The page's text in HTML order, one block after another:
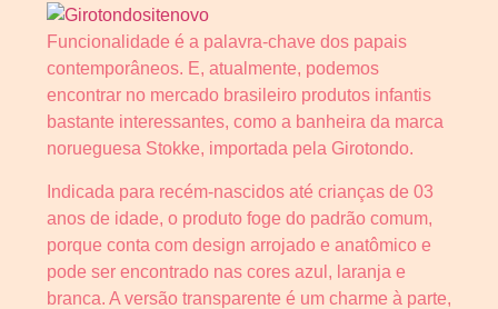
Funcionalidade é a palavra-chave dos papais
contemporâneos. E, atualmente, podemos
encontrar no mercado brasileiro produtos infantis
bastante interessantes, como a banheira da marca
norueguesa Stokke, importada pela Girotondo.
Indicada para recém-nascidos até crianças de 03
anos de idade, o produto foge do padrão comum,
porque conta com design arrojado e anatômico e
pode ser encontrado nas cores azul, laranja e
branca. A versão transparente é um charme à parte,